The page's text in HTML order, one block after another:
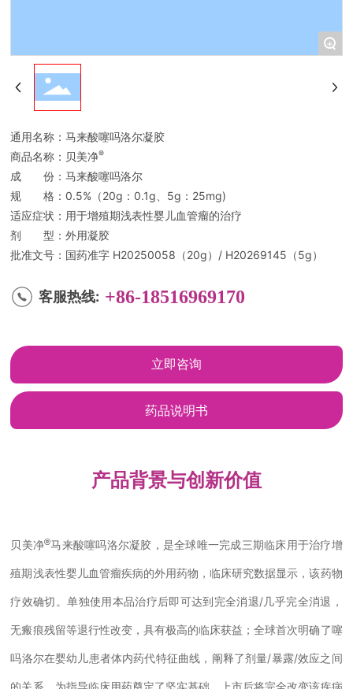
+
通用名称：马来酸噻吗洛尔凝胶
商品名称：贝美净®
成 份：马来酸噻吗洛尔
规 格：0.5%（20g：0.1g、5g：25mg)
适应症状：用于增殖期浅表性婴儿血管瘤的治疗
剂 型：外用凝胶
批准文号：国药准字 H20250058（20g）/ H20269145（5g）
客服热线: +86-18516969170
立即咨询
药品说明书
产品背景与创新价值
贝美净®马来酸噻吗洛尔凝胶，是全球唯一完成三期临床用于治疗增
殖期浅表性婴儿血管瘤疾病的外用药物，临床研究数据显示，该药物
疗效确切。单独使用本品治疗后即可达到完全消退/几乎完全消退，
无瘢痕残留等退行性改变，具有极高的临床获益；全球首次明确了噻
吗洛尔在婴幼儿患者体内药代特征曲线，阐释了剂量/暴露/效应之间
的关系，为指导临床用药奠定了坚实基础。上市后将完全改变该疾病